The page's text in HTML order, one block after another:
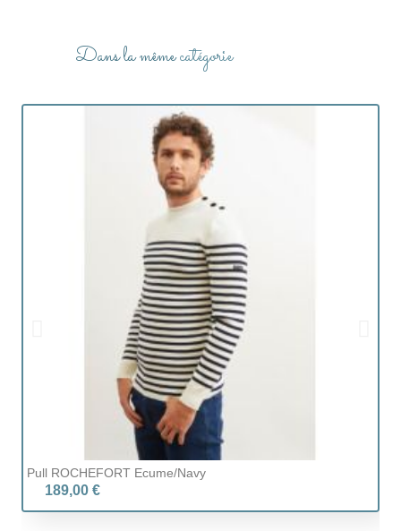
Dans la mêmecatégorie
Pull ROCHEFORT Ecume/navy
189,00 €